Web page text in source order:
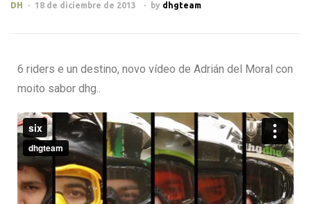
DH 18 de diciembre de 2013 by dhgteam
6 riders e un destino, novo vídeo de Adrián del Moral con
moito sabor dhg..